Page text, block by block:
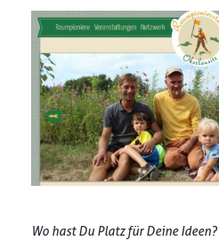
Wo hast Du Platz für Deine